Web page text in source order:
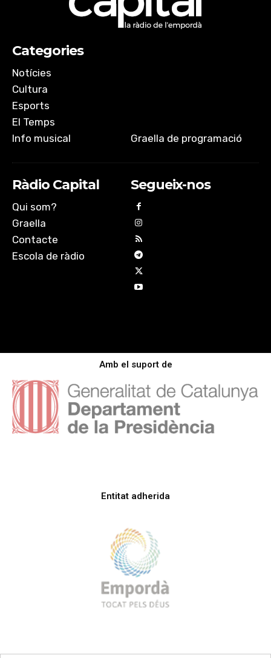
Categories
Notícies
Cultura
Esports
El Temps
Info musical
Graella de programació
Ràdio Capital
Qui som?
Graella
Contacte
Escola de ràdio
Segueix-nos
Amb el suport de
Entitat adherida